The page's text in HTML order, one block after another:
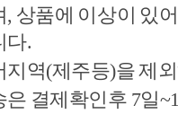
, 상품에 이상이 있
다.
지역(제주등)을 제
은 결제확인후 7일